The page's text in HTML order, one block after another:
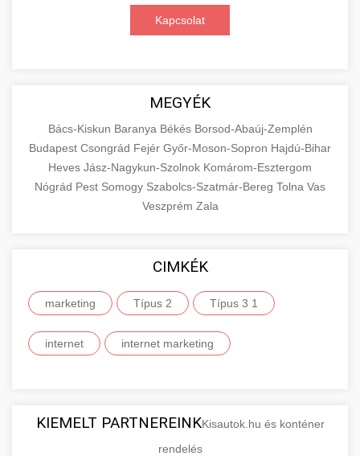
Kapcsolat
MEGYÉK
Bács-Kiskun Baranya Békés Borsod-Abaúj-Zemplén
Budapest Csongrád Fejér Győr-Moson-Sopron Hajdú-Bihar
Heves Jász-Nagykun-Szolnok Komárom-Esztergom
Nógrád Pest Somogy Szabolcs-Szatmár-Bereg Tolna Vas
Veszprém Zala
CIMKÉK
marketing Típus 2 Típus 3 1
internet internet marketing
KIEMELT PARTNEREINKKisautok.hu és konténer
rendelés